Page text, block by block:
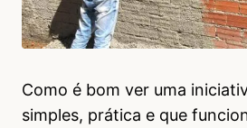
Como é bom ver uma
simples, prática e que